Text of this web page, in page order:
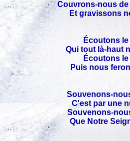
Couvrons-nous
Et gravissons
Écoutons
Qui tout là-haut
Écoutons
Puis nous
Souvenons-
C'est par une
Souvenons-
Que Notre